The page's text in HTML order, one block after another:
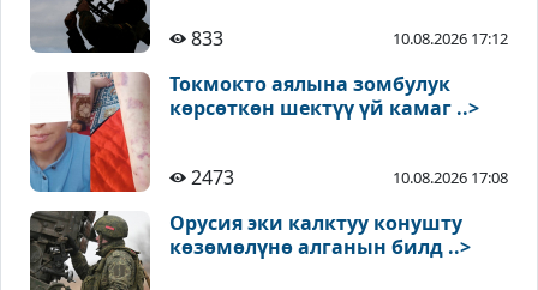
833 10.08.2026 17:12
Токмокто аялына зомбулук
көрсөткөн шектүү үй камаг ..>
2473 10.08.2026 17:08
Орусия эки калктуу конушту
көзөмөлүнө алганын билд ..>